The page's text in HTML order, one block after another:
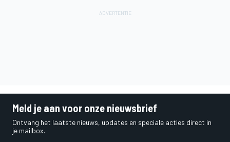
Meld je aan voor onze nieuwsbrief
Ontvang het laatste nieuws, updates en speciale acties direct in
je mailbox.